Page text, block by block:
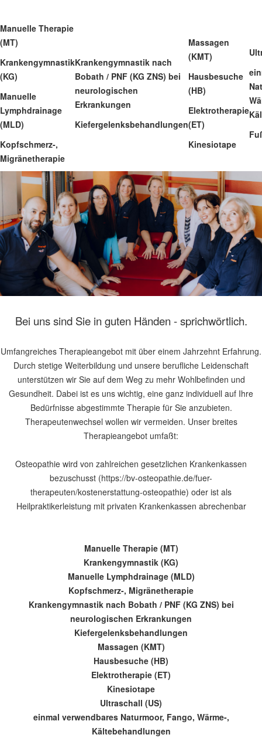
Manuelle Therapie
(MT)
Krankengymnastik
(KG)
Manuelle
Lymphdrainage
(MLD)
Kopfschmerz-,
Migränetherapie
Krankengymnastik nach
Bobath / PNF (KG ZNS) bei
neurologischen
Erkrankungen
Kiefergelenksbehandlungen
Massagen
(KMT)
Hausbesuche
(HB)
Elektrotherapie
(ET)
Kinesiotape
Bei uns sind Sie in guten Händen - sprichwörtlich.
Umfangreiches Therapieangebot mit über einem Jahrzehnt Erfahrung.
Durch stetige Weiterbildung und unsere berufliche Leidenschaft
unterstützen wir Sie auf dem Weg zu mehr Wohlbefinden und
Gesundheit. Dabei ist es uns wichtig, eine ganz individuell auf Ihre
Bedürfnisse abgestimmte Therapie für Sie anzubieten.
Therapeutenwechsel wollen wir vermeiden. Unser breites
Therapieangebot umfaßt:
Osteopathie wird von zahlreichen gesetzlichen Krankenkassen
bezuschusst (https://bv-osteopathie.de/fuer-
therapeuten/kostenerstattung-osteopathie) oder ist als
Heilpraktikerleistung mit privaten Krankenkassen abrechenbar
Manuelle Therapie (MT)
Krankengymnastik (KG)
Manuelle Lymphdrainage (MLD)
Kopfschmerz-, Migränetherapie
Krankengymnastik nach Bobath / PNF (KG ZNS) bei
neurologischen Erkrankungen
Kiefergelenksbehandlungen
Massagen (KMT)
Hausbesuche (HB)
Elektrotherapie (ET)
Kinesiotape
Ultraschall (US)
einmal verwendbares Naturmoor, Fango, Wärme-,
Kältebehandlungen